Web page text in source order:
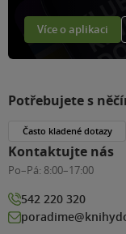
Více o aplikaci
Potřebujete s
Často kladené dotazy
Kontaktujte nás
Po–Pá: 8:00–17:00
542 220 320